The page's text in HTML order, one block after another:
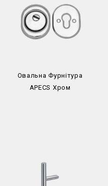
Овальна Фурнітура
APECS Хром